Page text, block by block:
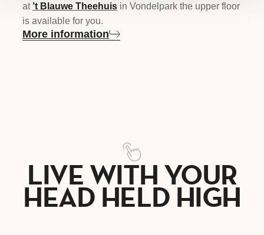
at ’t Blauwe Theehuis in Vondelpark the upper floor
is available for you.
More information
LIVE WITH YOUR
HEAD HELD HIGH